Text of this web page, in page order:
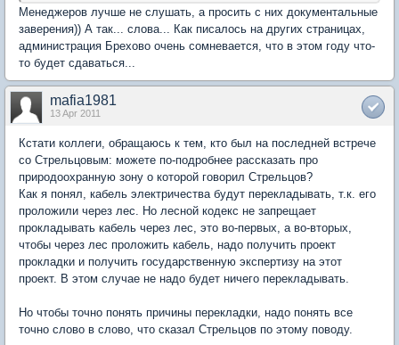
Менеджеров лучше не слушать, а просить с них документальные
заверения)) А так... слова... Как писалось на других страницах,
администрация Брехово очень сомневается, что в этом году что-
то будет сдаваться...
mafia1981
13 Apr 2011
Кстати коллеги, обращаюсь к тем, кто был на последней встрече
со Стрельцовым: можете по-подробнее рассказать про
природоохранную зону о которой говорил Стрельцов?
Как я понял, кабель электричества будут перекладывать, т.к. его
проложили через лес. Но лесной кодекс не запрещает
прокладывать кабель через лес, это во-первых, а во-вторых,
чтобы через лес проложить кабель, надо получить проект
прокладки и получить государственную экспертизу на этот
проект. В этом случае не надо будет ничего перекладывать.
Но чтобы точно понять причины перекладки, надо понять все
точно слово в слово, что сказал Стрельцов по этому поводу.